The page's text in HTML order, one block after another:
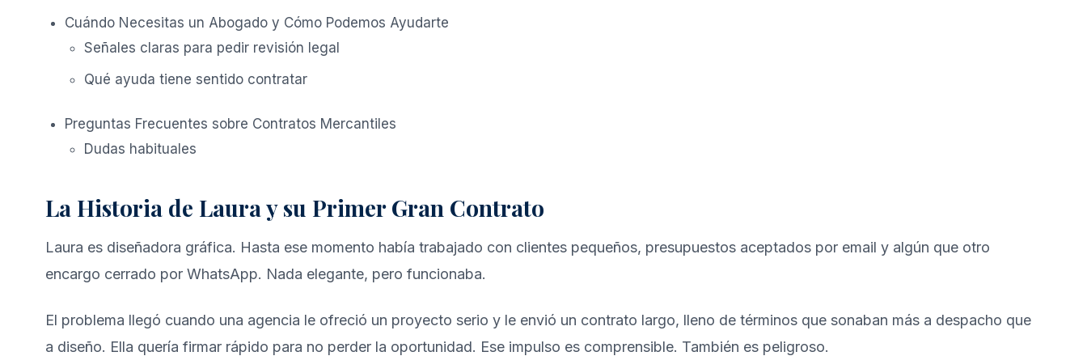
Cuándo Necesitas un Abogado y Cómo Podemos Ayudarte
Señales claras para pedir revisión legal
Qué ayuda tiene sentido contratar
Preguntas Frecuentes sobre Contratos Mercantiles
Dudas habituales
La Historia de Laura y su Primer Gran Contrato
Laura es diseñadora gráfica. Hasta ese momento había trabajado con clientes pequeños, presupuestos aceptados por email y algún que otro
encargo cerrado por WhatsApp. Nada elegante, pero funcionaba.
El problema llegó cuando una agencia le ofreció un proyecto serio y le envió un contrato largo, lleno de términos que sonaban más a despacho que
a diseño. Ella quería firmar rápido para no perder la oportunidad. Ese impulso es comprensible. También es peligroso.